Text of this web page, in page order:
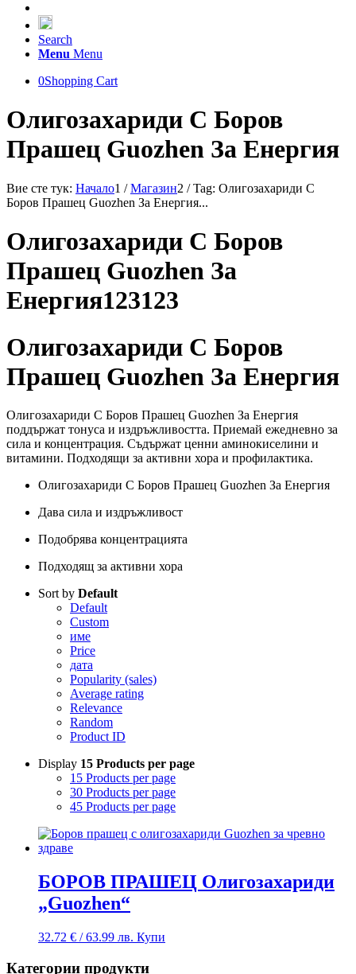
Search
Menu Menu
0Shopping Cart
Олигозахариди С Боров
Прашец Guozhen За Енергия
Вие сте тук: Начало1 / Магазин2 / Tag: Олигозахариди С
Боров Прашец Guozhen За Енергия...
Олигозахариди С Боров
Прашец Guozhen За
Енергия123123
Олигозахариди С Боров
Прашец Guozhen За Енергия
Олигозахариди С Боров Прашец Guozhen За Енергия
поддържат тонуса и издръжливостта. Приемай ежедневно за
сила и концентрация. Съдържат ценни аминокиселини и
витамини. Подходящи за активни хора и профилактика.
Олигозахариди С Боров Прашец Guozhen За Енергия
Дава сила и издръжливост
Подобрява концентрацията
Подходящ за активни хора
Sort by Default
Default
Custom
име
Price
дата
Popularity (sales)
Average rating
Relevance
Random
Product ID
Display 15 Products per page
15 Products per page
30 Products per page
45 Products per page
БОРОВ ПРАШЕЦ Олигозахариди
„Guozhen“
32.72 € / 63.99 лв. Купи
Категории продукти